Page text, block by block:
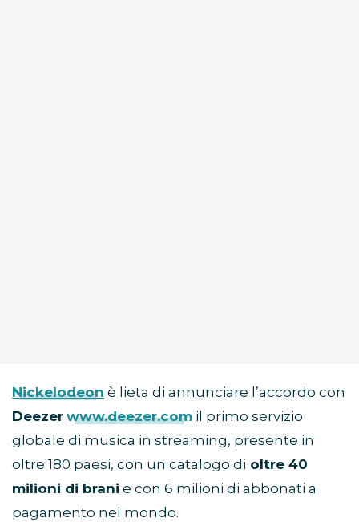
Nickelodeon è lieta di annunciare l’accordo con
Deezer www.deezer.com il primo servizio
globale di musica in streaming, presente in
oltre 180 paesi, con un catalogo di oltre 40
milioni di brani e con 6 milioni di abbonati a
pagamento nel mondo.